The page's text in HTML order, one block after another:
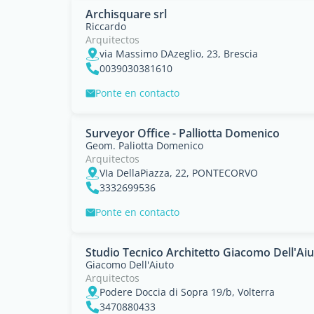
Archisquare srl
Riccardo
Arquitectos
via Massimo DAzeglio, 23, Brescia
0039030381610
Ponte en contacto
Surveyor Office - Palliotta Domenico
Geom. Paliotta Domenico
Arquitectos
VIa DellaPiazza, 22, PONTECORVO
3332699536
Ponte en contacto
Studio Tecnico Architetto Giacomo
Giacomo Dell'Aiuto
Arquitectos
Podere Doccia di Sopra 19/b, Volterra
3470880433